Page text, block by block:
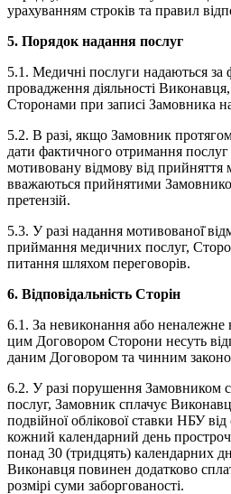
урахуванням строків та правил
5. Порядок надання послуг
5.1. Медичні послуги надаються за
провадження діяльності
Сторонами при записі Замовника
5.2. В разі, якщо Замовник
дати фактичного отримання
мотивовану відмову від
вважаються прийнятими
претензій.
5.3. У разі надання мотивованої̈
приймання медичних послуг,
питання шляхом переговорів.
6. Відповідальність Сторін
6.1. За невиконання або неналежне
цим Договором Сторони несуть
даним Договором та чинним
6.2. У разі порушення Замовником
послуг, Замовник сплачує
подвійної облікової ставки НБУ від
кожний календарний день
понад 30 (тридцять) календарних
Виконавця повинен додатково
розмірі суми заборгованості.